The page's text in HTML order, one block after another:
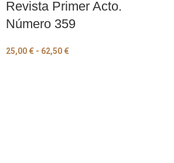
Revista Primer Acto.
Número 359
25,00 € - 62,50 €